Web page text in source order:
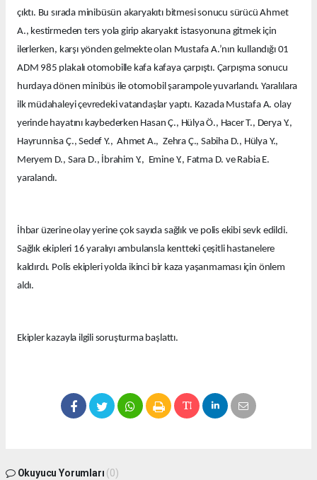
çıktı. Bu sırada minibüsün akaryakıtı bitmesi sonucu sürücü Ahmet
A., kestirmeden ters yola girip akaryakıt istasyonuna gitmek için
ilerlerken, karşı yönden gelmekte olan Mustafa A.’nın kullandığı 01
ADM 985 plakalı otomobille kafa kafaya çarpıştı. Çarpışma sonucu
hurdaya dönen minibüs ile otomobil şarampole yuvarlandı. Yaralılara
ilk müdahaleyi çevredeki vatandaşlar yaptı. Kazada Mustafa A. olay
yerinde hayatını kaybederken Hasan Ç., Hülya Ö., Hacer T., Derya Y.,
Hayrunnisa Ç., Sedef Y., Ahmet A., Zehra Ç., Sabiha D., Hülya Y.,
Meryem D., Sara D., İbrahim Y., Emine Y., Fatma D. ve Rabia E.
yaralandı.
İhbar üzerine olay yerine çok sayıda sağlık ve polis ekibi sevk edildi.
Sağlık ekipleri 16 yaralıyı ambulansla kentteki çeşitli hastanelere
kaldırdı. Polis ekipleri yolda ikinci bir kaza yaşanmaması için önlem
aldı.
Ekipler kazayla ilgili soruşturma başlattı.
Okuyucu Yorumları (0)